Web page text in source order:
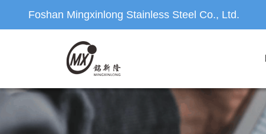
Foshan Mingxinlong Stainless Steel Co., Ltd.